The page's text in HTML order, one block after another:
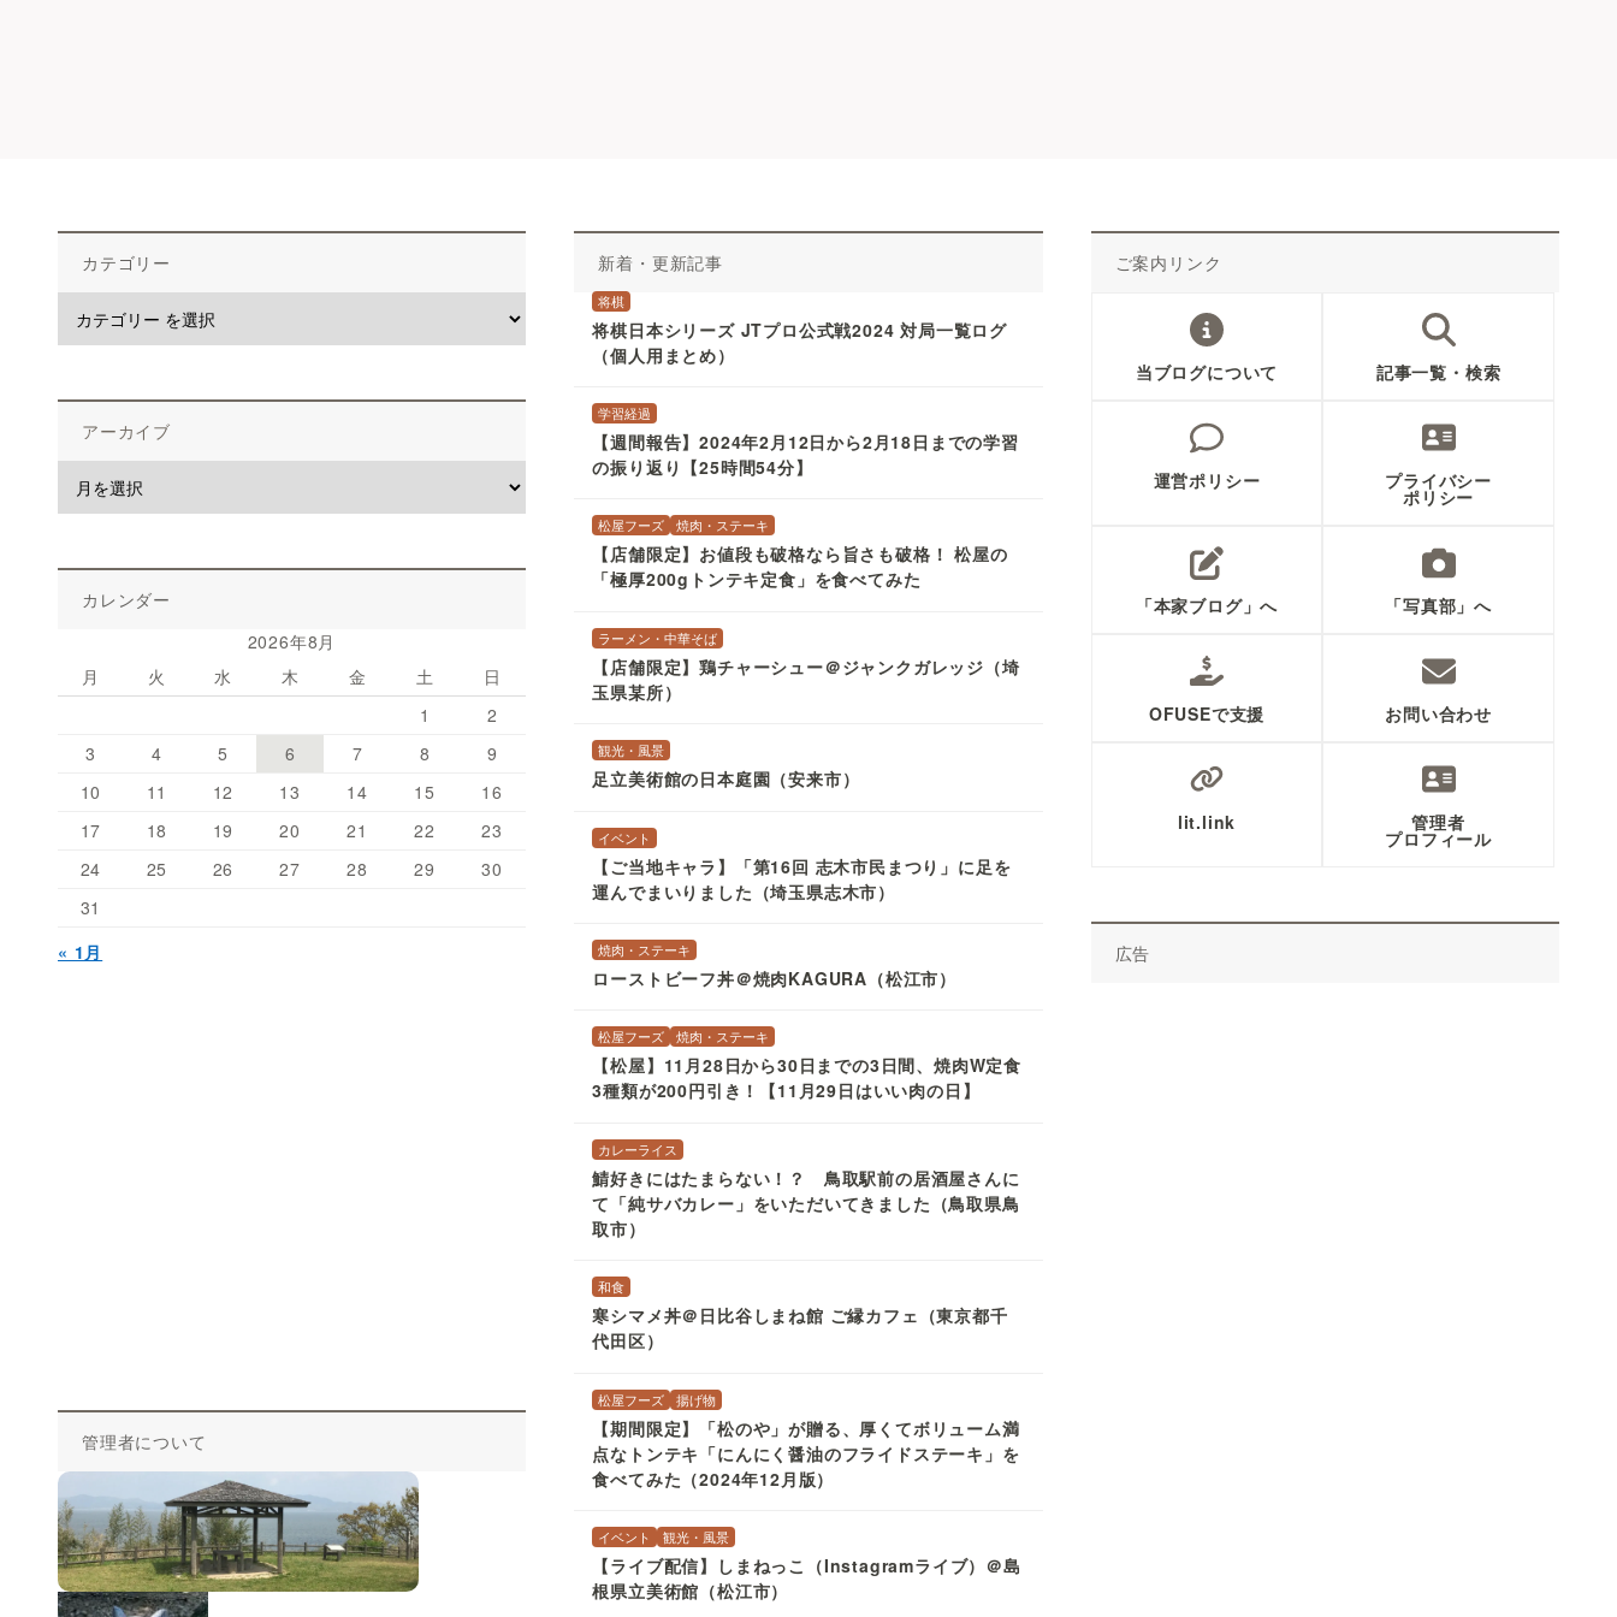
カテゴリー
アーカイブ
カレンダー
2026年8月
月
火 水 木 金 土
日
1
2
3
4 5 6 7 8
9
10
11 12 13 14 15
16
17
18 19 20 21 22
23
24
25 26 27 28 29
30
31
« 1月
管理者について
新着・更新記事
将棋
将棋日本シリーズ JTプロ公式戦2024 対局一覧ログ
（個人用まとめ）
学習経過
【週間報告】2024年2月12日から2月18日までの学習
の振り返り【25時間54分】
松屋フーズ 焼肉・ステーキ
【店舗限定】お値段も破格なら旨さも破格！ 松屋の
「極厚200gトンテキ定食」を食べてみた
ラーメン・中華そば
【店舗限定】鶏チャーシュー＠ジャンクガレッジ（埼
玉県某所）
観光・風景
足立美術館の日本庭園（安来市）
イベント
【ご当地キャラ】「第16回 志木市民まつり」に足を
運んでまいりました（埼玉県志木市）
焼肉・ステーキ
ローストビーフ丼＠焼肉KAGURA（松江市）
松屋フーズ 焼肉・ステーキ
【松屋】11月28日から30日までの3日間、焼肉W定食
3種類が200円引き！【11月29日はいい肉の日】
カレーライス
鯖好きにはたまらない！？ 鳥取駅前の居酒屋さんに
て「純サバカレー」をいただいてきました（鳥取県鳥
取市）
和食
寒シマメ丼＠日比谷しまね館 ご縁カフェ（東京都千
代田区）
松屋フーズ 揚げ物
【期間限定】「松のや」が贈る、厚くてボリューム満
点なトンテキ「にんにく醤油のフライドステーキ」を
食べてみた（2024年12月版）
イベント 観光・風景
【ライブ配信】しまねっこ（Instagramライブ）＠島
根県立美術館（松江市）
ご案内リンク
当ブログについて 記事一覧・検索
運営ポリシー プライバシー
ポリシー
「本家ブログ」へ 「写真部」へ
OFUSEで支援 お問い合わせ
lit.link 管理者
プロフィール
広告